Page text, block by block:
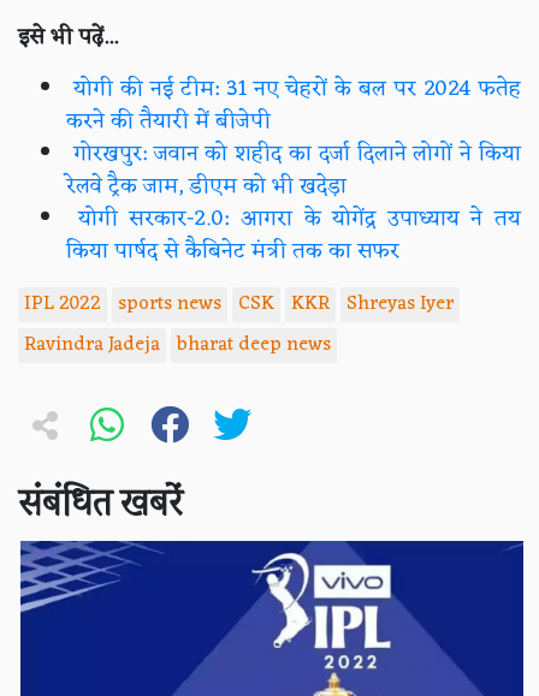
इसे भी पढ़ें...
योगी की नई टीम: 31 नए चेहरों के बल पर 2024 फतेह
करने की तैयारी में बीजेपी
गोरखपुर: जवान को शहीद का दर्जा दिलाने लोगों ने किया
रेलवे ट्रैक जाम, डीएम को भी खदेड़ा
योगी सरकार-2.0: आगरा के योगेंद्र उपाध्याय ने तय
किया पार्षद से कैबिनेट मंत्री तक का सफर
IPL 2022 sports news CSK KKR Shreyas Iyer
Ravindra Jadeja bharat deep news
संबंधित खबरें